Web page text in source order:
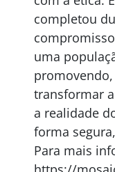
completou
uma
transformar
a realidade
forma
Para mais